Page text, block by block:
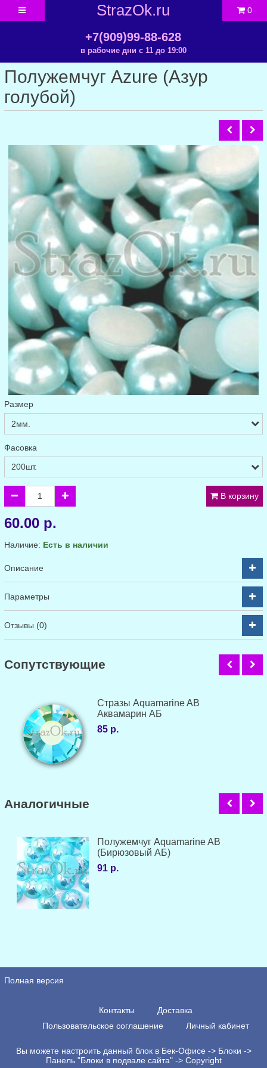
StrazOk.ru
+7(909)99-88-628
в рабочие дни с 11 до 19:00
0
Полужемчуг Azure (Азур
голубой)
Размер
Фасовка
В корзину
60.00 р.
Наличие: Есть в наличии
Описание
Параметры
Отзывы (0)
Cопутствующие
Стразы Aquamarine AB
Аквамарин АБ
85 р.
Аналогичные
Полужемчуг Aquamarine AB
(Бирюзовый АБ)
91 р.
Полная версия
Контакты
Доставка
Пользовательское соглашение
Личный кабинет
Вы можете настроить данный блок в Бек-Офисе -> Блоки ->
Панель "Блоки в подвале сайта" -> Copyright